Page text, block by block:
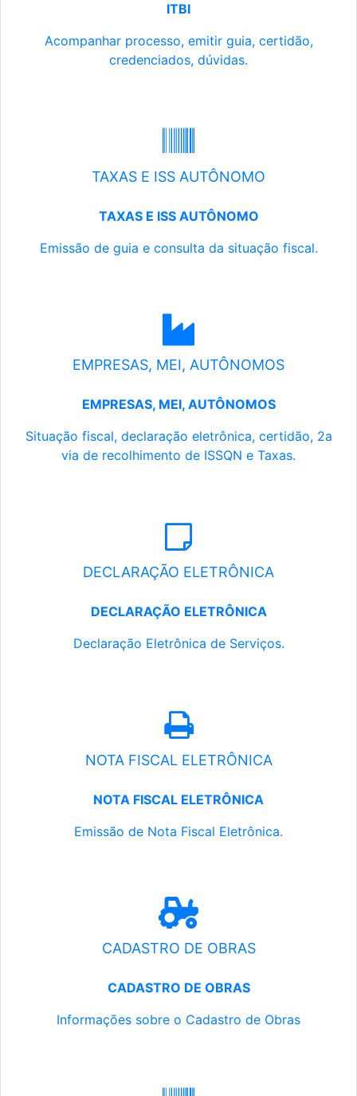
ITBI
Acompanhar processo, emitir guia, certidão,
credenciados, dúvidas.
TAXAS E ISS AUTÔNOMO
TAXAS E ISS AUTÔNOMO
Emissão de guia e consulta da situação fiscal.
EMPRESAS, MEI, AUTÔNOMOS
EMPRESAS, MEI, AUTÔNOMOS
Situação fiscal, declaração eletrônica, certidão, 2a
via de recolhimento de ISSQN e Taxas.
DECLARAÇÃO ELETRÔNICA
DECLARAÇÃO ELETRÔNICA
Declaração Eletrônica de Serviços.
NOTA FISCAL ELETRÔNICA
NOTA FISCAL ELETRÔNICA
Emissão de Nota Fiscal Eletrônica.
CADASTRO DE OBRAS
CADASTRO DE OBRAS
Informações sobre o Cadastro de Obras